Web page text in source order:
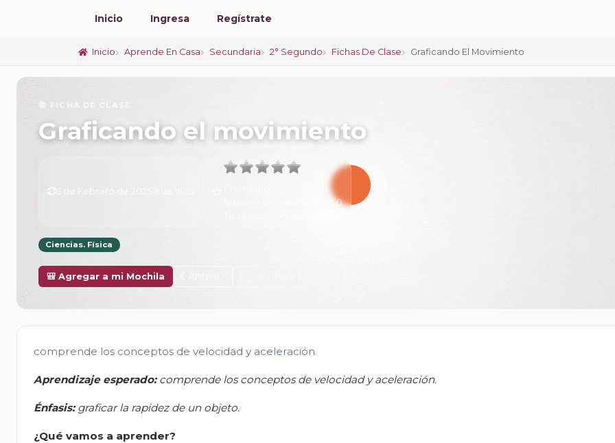
Inicio Ingresa Regístrate
Inicio Aprende En Casa Secundaria 2° Segundo Fichas De Clase Graficando El Movimiento
📚 FICHA DE CLASE
Graficando el movimiento
Número de valoraciones:0
Ciencias. Física
🎒 Agregar a mi Mochila
comprende los conceptos de velocidad y aceleración.
Aprendizaje esperado:comprende los conceptos de velocidad y aceleración.
Énfasis:graficar la rapidez de un objeto.
¿Qué vamos a aprender?